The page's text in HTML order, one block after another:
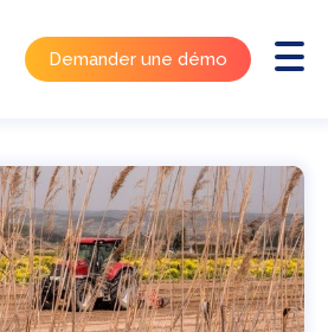
Demander une démo